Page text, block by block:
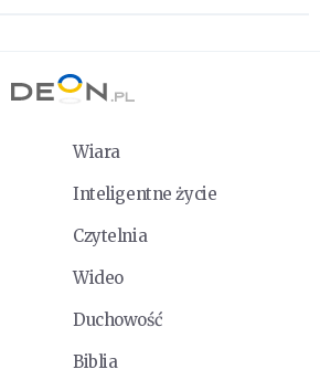
Wiara
Inteligentne życie
Czytelnia
Wideo
Duchowość
Biblia